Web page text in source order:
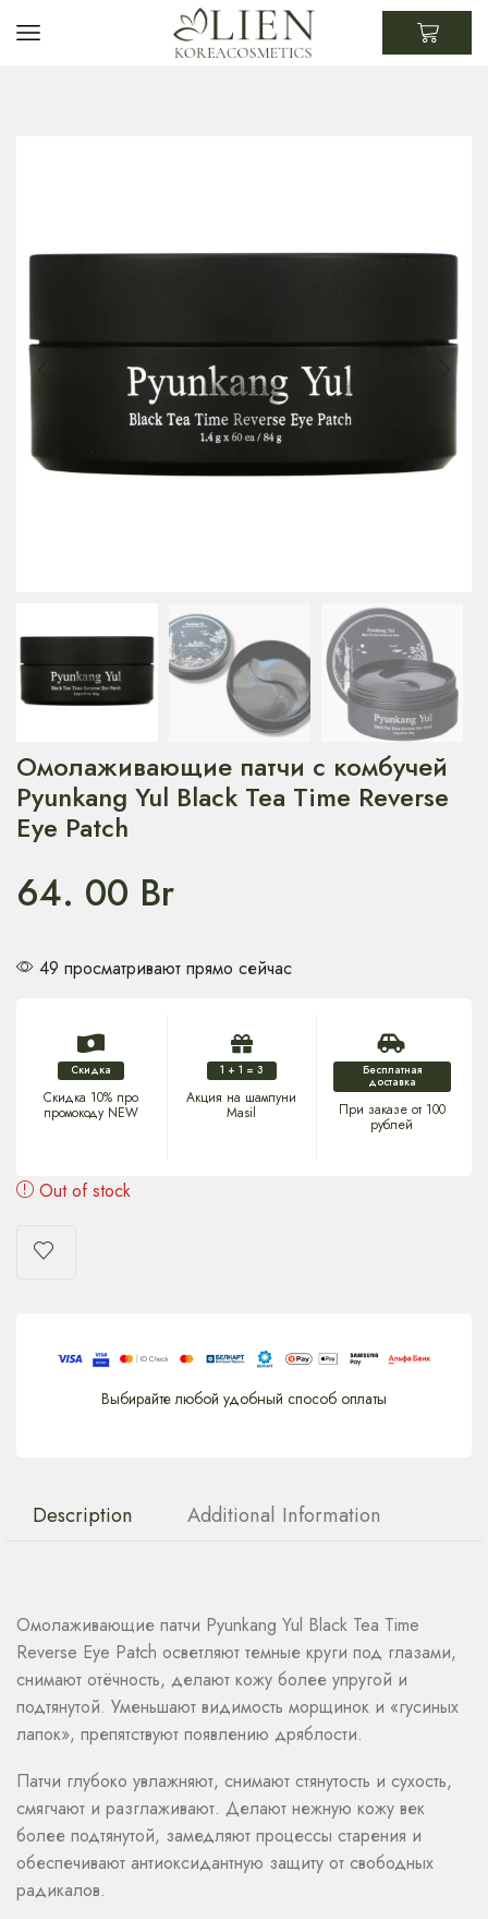
Омолаживающие патчи с комбучей
Pyunkang Yul Black Tea Time Reverse
Eye Patch
64. 00 Br
49 просматривают прямо сейчас
Скидка
Скидка 10% про
промокоду NEW
1 + 1 = 3
Акция на шампуни
Masil
Бесплатная
доставка
При заказе от 100
рублей
Out of stock
Выбирайте любой удобный способ оплаты
Description Additional Information
Омолаживающие патчи Pyunkang Yul Black Tea Time
Reverse Eye Patch осветляют темные круги под глазами,
снимают отёчность, делают кожу более упругой и
подтянутой. Уменьшают видимость морщинок и «гусиных
лапок», препятствуют появлению дряблости.
Патчи глубоко увлажняют, снимают стянутость и сухость,
смягчают и разглаживают. Делают нежную кожу век
более подтянутой, замедляют процессы старения и
обеспечивают антиоксидантную защиту от свободных
радикалов.